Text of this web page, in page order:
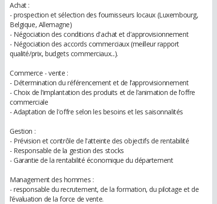
Achat :
- prospection et sélection des fournisseurs locaux (Luxembourg,
Belgique, Allemagne)
- Négociation des conditions d'achat et d'approvisionnement
- Négociation des accords commerciaux (meilleur rapport
qualité/prix, budgets commerciaux...).
Commerce - vente :
- Détermination du référencement et de l’approvisionnement
- Choix de l’implantation des produits et de l’animation de l’offre
commerciale
- Adaptation de l'offre selon les besoins et les saisonnalités
Gestion :
- Prévision et contrôle de l'atteinte des objectifs de rentabilité
- Responsable de la gestion des stocks
- Garantie de la rentabilité économique du département
Management des hommes :
- responsable du recrutement, de la formation, du pilotage et de
l’évaluation de la force de vente.